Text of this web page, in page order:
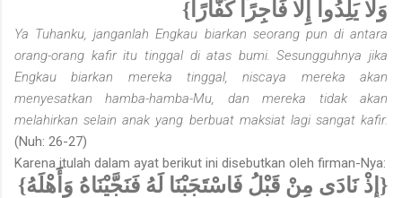
وَلا يَلِدُوا إِلا فَاجِرًا كَفَّارًا}
Ya Tuhanku, janganlah Engkau biarkan seorang pun di antara
orang-orang kafir itu tinggal di atas bumi. Sesungguhnya jika
Engkau biarkan mereka tinggal, niscaya mereka akan
menyesatkan hamba-hamba-Mu, dan mereka tidak akan
melahirkan selain anak yang berbuat maksiat lagi sangat kafir.
(Nuh: 26-27)
Karena itulah dalam ayat berikut ini disebutkan oleh firman-Nya:
{إِذْ نَادَى مِنْ قَبْلُ فَاسْتَجَبْنَا لَهُ فَنَجَّيْنَاهُ وَأَهْلَهُ}